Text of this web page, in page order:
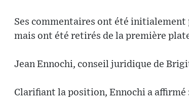
Ses commentaires ont été
mais ont été retirés de la première
Jean Ennochi, conseil juridique de
Clarifiant la position, Ennochi a affirmé